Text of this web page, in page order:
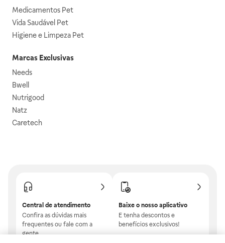
Medicamentos Pet
Vida Saudável Pet
Higiene e Limpeza Pet
Marcas Exclusivas
Needs
Bwell
Nutrigood
Natz
Caretech
Central de atendimento
Confira as dúvidas mais
frequentes ou fale com a
gente.
Baixe o nosso aplicativo
E tenha descontos e
benefícios exclusivos!